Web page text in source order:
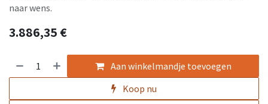
naar wens.
3.886,35€
Aan winkelmandje toevoegen
Koop nu